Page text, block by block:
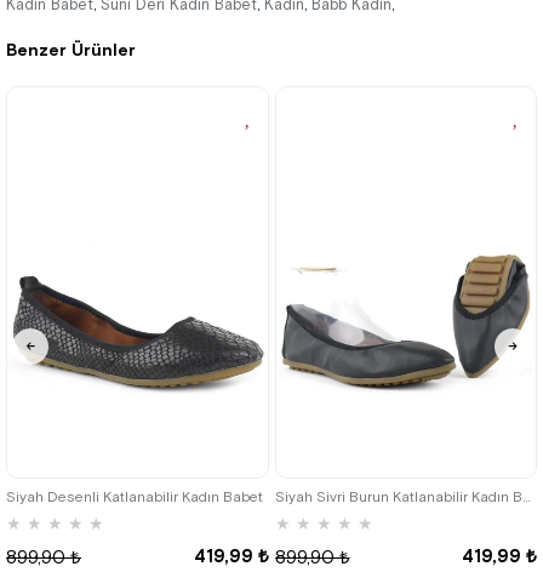
Benzer Ürünler
Siyah Desenli Katlanabilir Kadın Babet
★ ★ ★ ★ ★
419,99 ₺
899,90 ₺
★ ★ ★ ★ ★
419,99 ₺
899,90 ₺
%53İndirim %53İndirim
Kadın Babet, Suni Deri Kadın Babet, Kadın, Babb Kadın,